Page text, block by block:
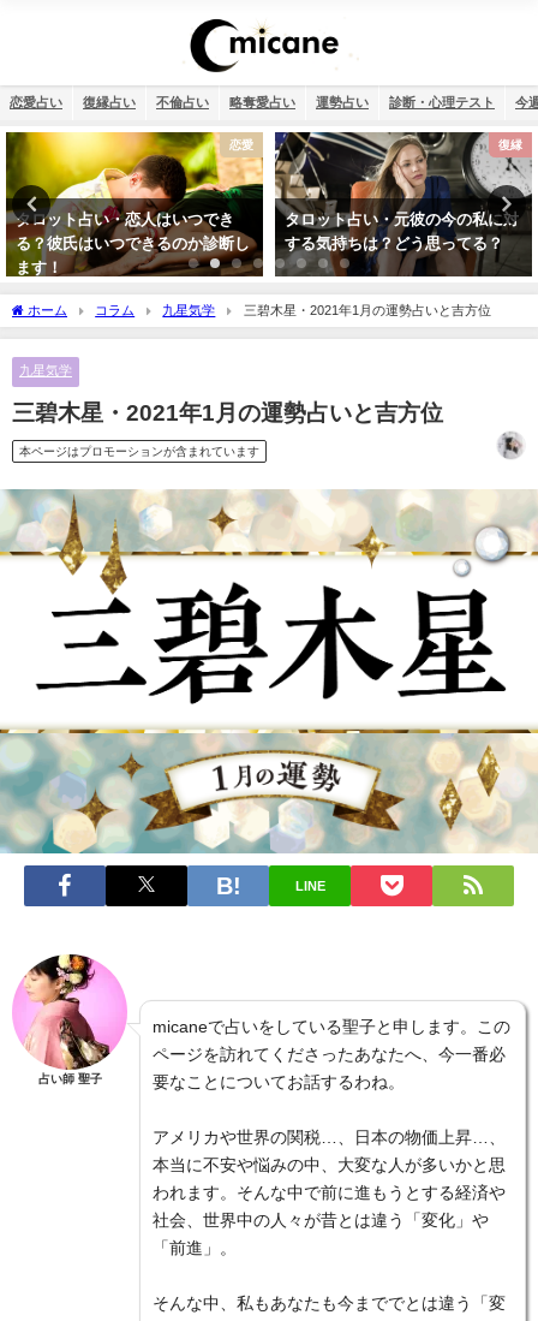
恋愛占い 復縁占い 不倫占い 略奪愛占い 運勢占い 診断・心理テスト 今
復縁
タロット占い・元彼の今の私に対
する気持ちは？どう思ってる？
おまじない
何もかもうまくいく強力開運待ち
受け2026年版【幸運待ち受け最強
無料】
ホーム コラム 九星気学 三碧木星・2021年1月の運勢占いと吉方位
九星気学
三碧木星・2021年1月の運勢占いと吉方位
本ページはプロモーションが含まれています
LINE
占い師 聖子
micaneで占いをしている聖子と申します。この
ページを訪れてくださったあなたへ、今一番必
要なことについてお話するわね。
アメリカや世界の関税…、日本の物価上昇…、
本当に不安や悩みの中、大変な人が多いかと思
われます。そんな中で前に進もうとする経済や
社会、世界中の人々が昔とは違う「変化」や
「前進」。
そんな中、私もあなたも今まででとは違う「変